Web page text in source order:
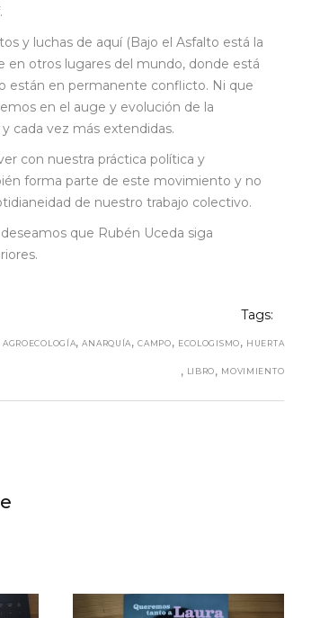
y luchas de aquí (Bajo el Asfalto está la
en otros lugares del mundo, donde está
están en permanente conflicto. Ni que
en el auge y evolución de la
cada vez más extendidas.
con nuestra práctica política y
forma parte de este movimiento y no
de nuestro trabajo colectivo.
que Rubén Uceda siga
Tags:
AGROECOLOGÍA,ANARQUÍA,CAMPO, ECOLOGISMO, HUERTA
, LIBRO, MOVIMIENTO